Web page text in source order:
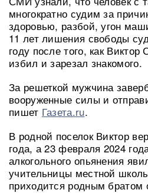
многократно судим за
здоровью, разбой, угон
11 лет лишения свободы
году после того, как
избил и зарезал знакомого.
За решеткой мужчина
вооруженные силы и
пишет Газета.ru.
В родной поселок Виктор
года, а 23 февраля 2024
алкогольного опьянения
учительницы местной
приходится родным братом